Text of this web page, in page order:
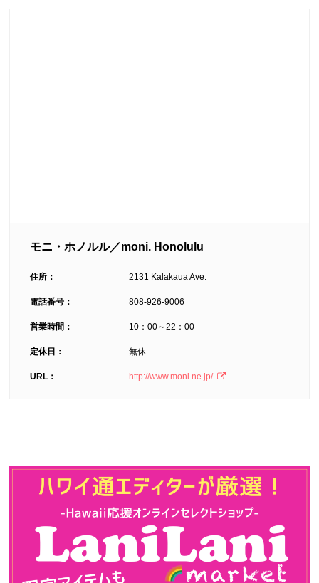
モニ・ホノルル／moni. Honolulu
住所： 2131 Kalakaua Ave.
電話番号： 808-926-9006
営業時間： 10：00～22：00
定休日： 無休
URL： http://www.moni.ne.jp/